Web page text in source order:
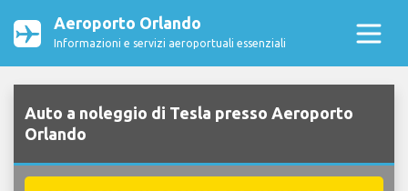
Aeroporto Orlando
Informazioni e servizi aeroportuali essenziali
Auto a noleggio di Tesla presso Aeroporto
Orlando